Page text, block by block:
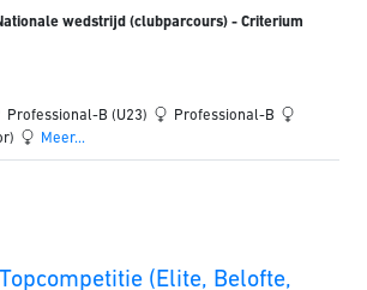
wedstrijd (clubparcours) - Criterium
Professional-B (U23)
Professional-B
Meer...
(Elite, Belofte,